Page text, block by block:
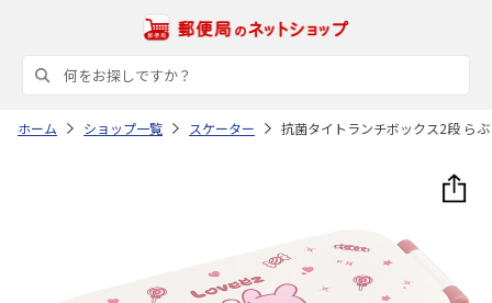
ホーム ショップ一覧 スケーター 抗菌タイトランチボックス2段 ら